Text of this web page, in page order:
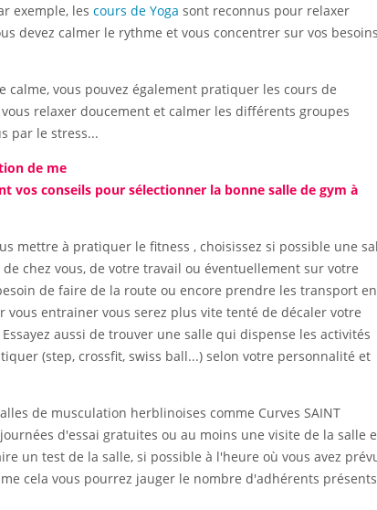
exemple, les cours de Yoga sont reconnus pour relaxer
devez calmer le rythme et vous concentrer sur vos besoins
calme, vous pouvez également pratiquer les cours de
relaxer doucement et calmer les différents groupes
par le stress...
de me
vos conseils pour sélectionner la bonne salle de gym à
mettre à pratiquer le fitness , choisissez si possible une
chez vous, de votre travail ou éventuellement sur votre
de faire de la route ou encore prendre les transport en
entrainer vous serez plus vite tenté de décaler votre
aussi de trouver une salle qui dispense les activités
(step, crossfit, swiss ball...) selon votre personnalité et
de musculation herblinoises comme Curves SAINT
d'essai gratuites ou au moins une visite de la salle
un test de la salle, si possible à l'heure où vous avez
cela vous pourrez jauger le nombre d'adhérents présents